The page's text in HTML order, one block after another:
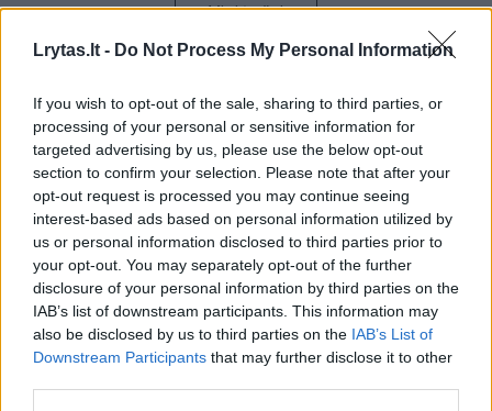
Lrytas.lt - Do Not Process My Personal Information
If you wish to opt-out of the sale, sharing to third parties, or
processing of your personal or sensitive information for
targeted advertising by us, please use the below opt-out
section to confirm your selection. Please note that after your
opt-out request is processed you may continue seeing
interest-based ads based on personal information utilized by
us or personal information disclosed to third parties prior to
your opt-out. You may separately opt-out of the further
disclosure of your personal information by third parties on the
IAB’s list of downstream participants. This information may
also be disclosed by us to third parties on the IAB’s List of
Downstream Participants that may further disclose it to other
Visi įrašai
Žiūrimiausi įrašai
00:00:30
Vaizdai iš tragiškos avarijos Vilniaus r.: dviejų moterų ir
vaiko gyvybių išgelbėti nepavyko
Žinios Lietuvos diena
00:00:57
Savaitės vidurys nusimato karštas: temperatūra kils iki
32 laipsnių šilumos